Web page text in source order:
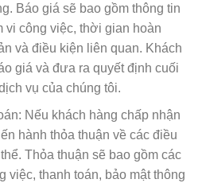
Báo giá sẽ bao gồm thông tin
vi công việc, thời gian hoàn
và điều kiện liên quan. Khách
giá và đưa ra quyết định cuối
vụ của chúng tôi.
Nếu khách hàng chấp nhận
hành thỏa thuận về các điều
Thỏa thuận sẽ bao gồm các
việc, thanh toán, bảo mật thông